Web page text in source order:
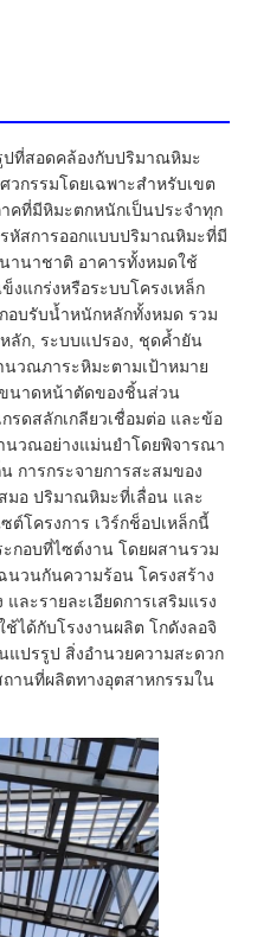
ปที่สอดคล้องกับปริมาณหิมะ
วกรรมโดยเฉพาะสำหรับเขต
คที่มีหิมะตกหนักเป็นประจำทุก
หัสการออกแบบปริมาณหิมะที่มี
านาชาติ อาคารทั้งหมดใช้
งแกร่งหรือระบบโครงเหล็ก
อบรับน้ำหนักหลักทั้งหมด รวม
ลัก, ระบบแปรอง, ชุดค้ำยัน
นวณภาระหิมะตามเป้าหมาย
ขนาดหน้าตัดของชิ้นส่วน
รดสลักเกลียวเชื่อมต่อ และข้อ
นวณอย่างแม่นยำโดยพิจารณา
การกระจายการสะสมของ
มอ ปริมาณหิมะที่เลื่อน และ
โครงการ เวิร์กช็อปเหล็กนี้
กอบที่ไซต์งาน โดยผสานรวม
นวนกันความร้อน โครงสร้าง
ละรายละเอียดการเสริมแรง
ได้กับโรงงานผลิต โกดังลอจิ
แปรรูป สิ่งอำนวยความสะดวก
ถานที่ผลิตทางอุตสาหกรรมใน